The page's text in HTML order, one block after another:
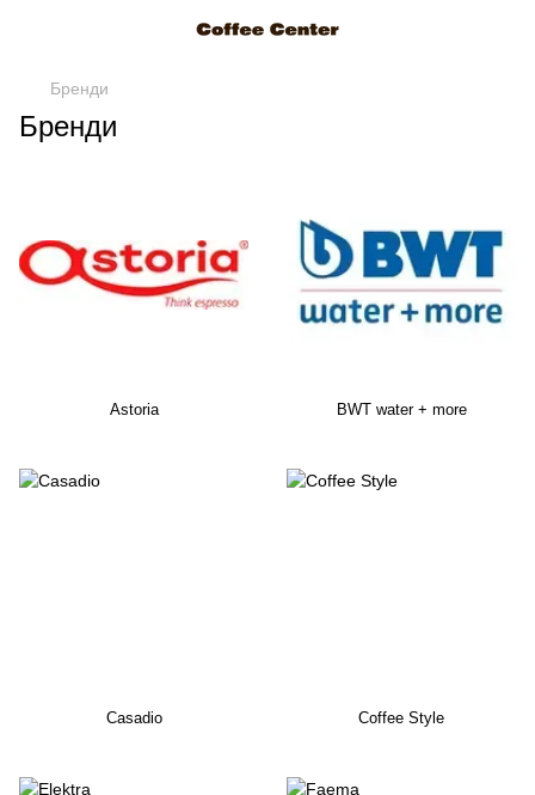
Бренди
Бренди
Astoria BWT water + more
Casadio Coffee Style